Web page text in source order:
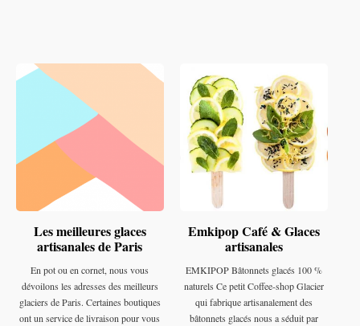
Les meilleures glaces
artisanales de Paris
En pot ou en cornet, nous vous
dévoilons les adresses des meilleurs
glaciers de Paris. Certaines boutiques
ont un service de livraison pour vous
Emkipop Café & Glaces
artisanales
EMKIPOP Bâtonnets glacés 100 %
naturels Ce petit Coffee-shop Glacier
qui fabrique artisanalement des
bâtonnets glacés nous a séduit par